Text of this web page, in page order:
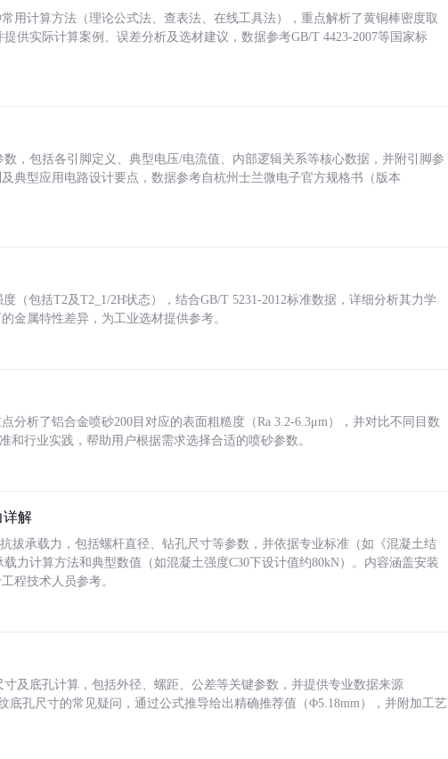
用计算方法（理论公式法、查表法、在线工具法），重点解析了黄铜棒密度取
供实际计算案例、误差分析及选材建议，数据参考GB/T 4423-2007等国家标
，包括各引脚定义、典型电压/电流值、内部逻辑关系等核心数据，并附引脚参
典型应用电路设计要点，数据参考自杭州士兰微电子官方规格书（版本
（包括T2及T2_1/2H状态），结合GB/T 5231-2012标准数据，详细分析其力学
金属特性差异，为工业选材提供参考。
分析了铝合金喷砂200目对应的表面粗糙度（Ra 3.2-6.3μm），并对比不同目数
和行业实践，帮助用户根据需求选择合适的喷砂参数。
详解
拔承载力，包括螺杆直径、钻孔尺寸等参数，并依据专业标准（如《混凝土结
力计算方法和典型数值（如混凝土强度C30下设计值约80kN）。内容涵盖安装
程技术人员参考。
及底孔计算，包括外径、螺距、公差等关键参数，并提供专业数据来源
底孔尺寸的常见疑问，通过公式推导给出精确推荐值（Φ5.18mm），并附加工艺